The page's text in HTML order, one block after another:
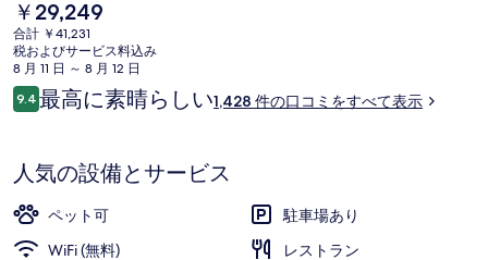
ャ
ラ
リ
までは 4 分、地下鉄 センター駅までは 5 分です。
現
在
の
料
金
は
す
￥29,249
合計 ￥41,231
税およびサービス料込み
8 月 11 日 ～ 8 月 12 日
口
コ
9.410段階中9.4
最高に素晴らしい1,428 件の口コミをすべて表示
人気の設備とサービス
ペット可
駐車場あり
WiFi (無料)
レストラン